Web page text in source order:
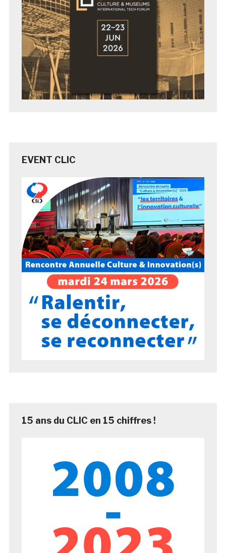
EVENT CLIC
15 ans du CLIC en 15 chiffres !